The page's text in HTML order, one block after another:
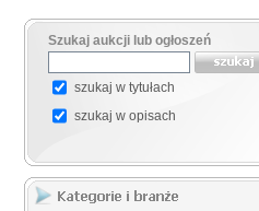
Szukaj aukcji lub ogłoszeń
szukaj w tytułach
szukaj w opisach